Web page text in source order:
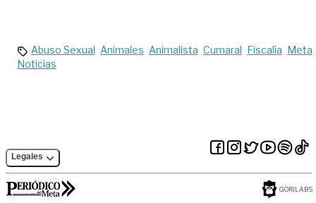
Abuso Sexual Animales Animalista Cumaral Fiscalía Meta
Noticias
Legales
GORILABS